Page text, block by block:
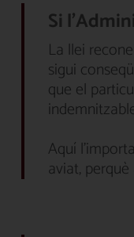
Si
La llei
sigui
que el
Aquí
aviat,